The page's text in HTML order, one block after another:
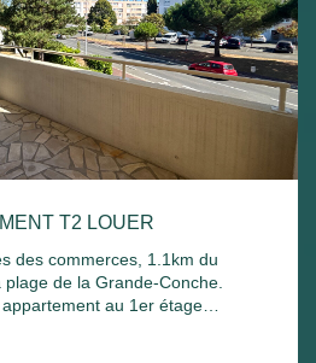
T2 LOUER
des commerces, 1.1km du
de la Grande-Conche.
au 1er étage
placard, une salle de bain